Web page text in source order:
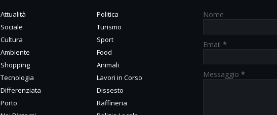
Attualità
Politica
Sociale
Turismo
Cultura
Sport
Ambiente
Food
Shopping
Animali
Tecnologia
Lavori in Corso
Differenziata
Dissesto
Porto
Raffineria
Nome
Email *
Messaggio *